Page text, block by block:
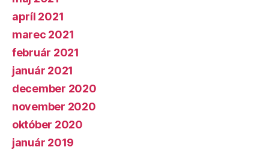
apríl 2021
marec 2021
február 2021
január 2021
december 2020
november 2020
október 2020
január 2019